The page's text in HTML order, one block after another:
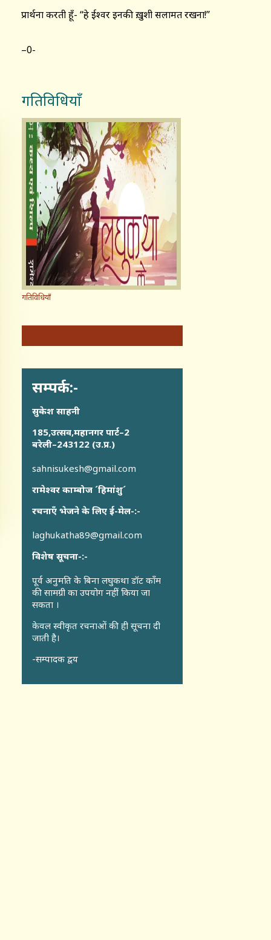
प्रार्थना करती हूँ- “हे ईश्वर इनकी ख़ुशी सलामत रखना!’’
–0-
गतिविधियाँ
गतिविधियाँ
सम्पर्क:-
सुकेश साहनी
185,उत्सव,महानगर पार्ट–2
बरेली–243122 (उ.प्र.)
sahnisukesh@gmail.com
रामेश्वर काम्बोज ´हिमांशु´
रचनाएँ भेजने के लिए ई-मेल-:-
laghukatha89@gmail.com
विशेष सूचना-:-
पूर्व अनुमति के बिना लघुकथा डॉट कॉंम
की सामग्री का उपयोग नहीं किया जा
सकता ।
केवल स्वीकृत रचनाओं की ही सूचना दी
जाती है।
-सम्पादक द्वय